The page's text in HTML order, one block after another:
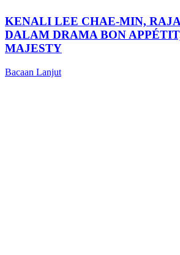
KENALI LEE CHAE-MIN,
DALAM DRAMA BON
MAJESTY
Bacaan Lanjut